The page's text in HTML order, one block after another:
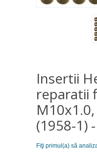
Insertii
reparatii
(1958-1)
Fiţi primul(a) să